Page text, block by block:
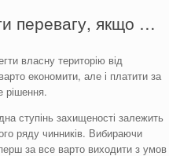
перевагу, якщо …
власну територію від
економити, але і платити за
рішення.
ступінь захищеності залежить
ряду чинників. Вибираючи
за все варто виходити з умов